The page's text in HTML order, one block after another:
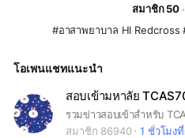
สมาชิก 50
#อาสาพยาบาล HI Redcross
โอเพนแชทแนะนำ
สอบเข้ามหาลัย
รวมข่าวสอบเข้าสำหรับ
สมาชิก 86940
1 ชั่วโมง